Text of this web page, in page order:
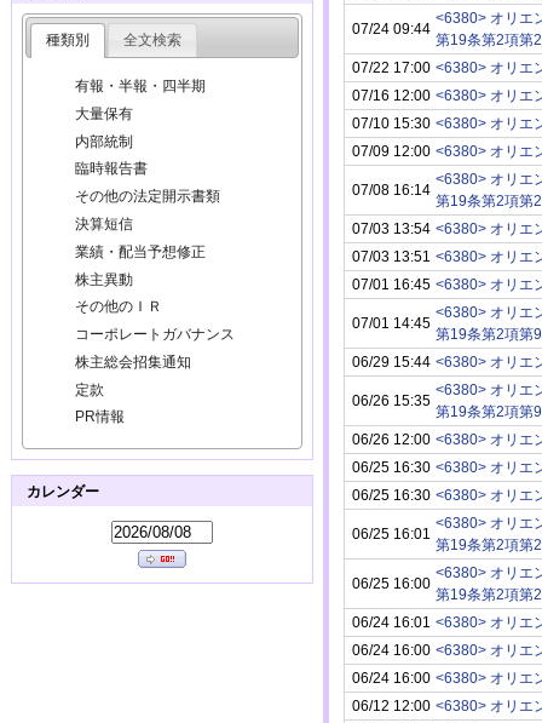
07/24 09:44
<6380> オリエ
第19条第2項第
07/22 17:00 <6380> オリエ
07/16 12:00 <6380> オリエ
07/10 15:30 <6380> オリエ
07/09 12:00 <6380> オリエ
07/08 16:14
<6380> オリエ
第19条第2項第
07/03 13:54 <6380> オリエ
07/03 13:51 <6380> オリエ
07/01 16:45 <6380> オリエ
07/01 14:45
<6380> オリエ
第19条第2項第
06/29 15:44 <6380> オリエ
06/26 15:35
<6380> オリエ
第19条第2項第
06/26 12:00 <6380> オリエ
06/25 16:30 <6380> オリエ
06/25 16:30 <6380> オリエ
06/25 16:01
<6380> オリエ
第19条第2項第
06/25 16:00
<6380> オリエ
第19条第2項第
06/24 16:01 <6380> オリエ
06/24 16:00 <6380> オリエ
06/24 16:00 <6380> オリエ
06/12 12:00 <6380> オリエ
種類別 全文検索
有報・半報・四半期
大量保有
内部統制
臨時報告書
その他の法定開示書類
決算短信
業績・配当予想修正
株主異動
その他のＩＲ
コーポレートガバナンス
株主総会招集通知
定款
PR情報
カレンダー